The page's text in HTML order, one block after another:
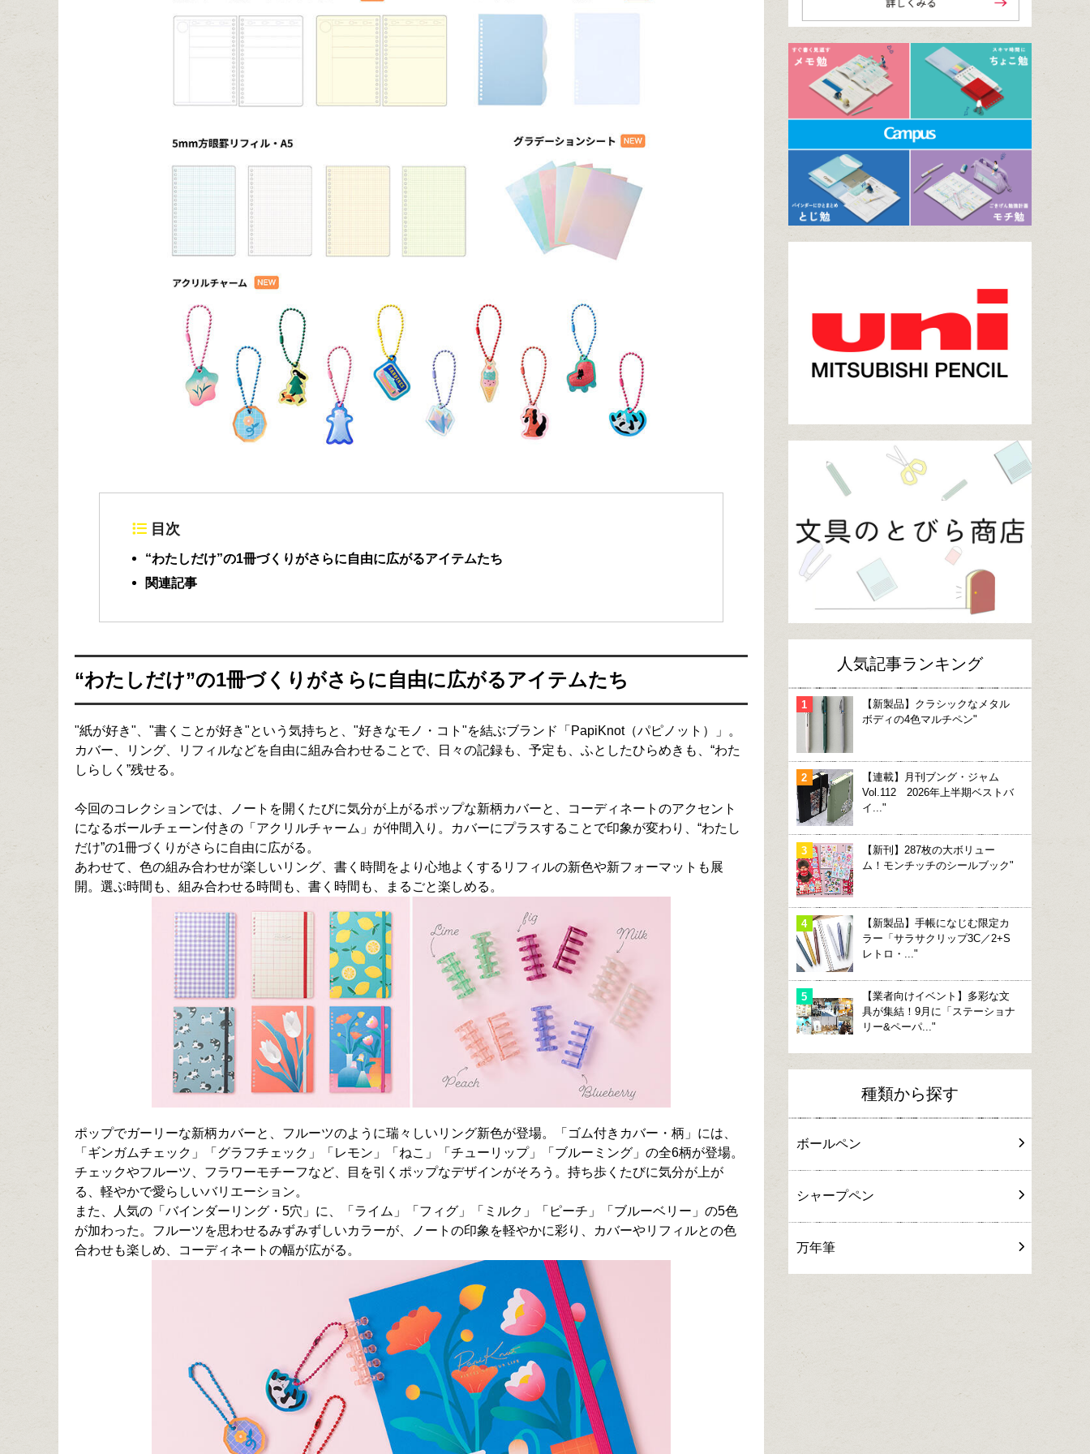
目次
“わたしだけ”の1冊づくりがさらに自由に広がるアイテムたち
関連記事
“わたしだけ”の1冊づくりがさらに自由に広がるアイテムたち
"紙が好き"、"書くことが好き"という気持ちと、"好きなモノ・コト"を結ぶブランド「PapiKnot（パピノット）」。
カバー、リング、リフィルなどを自由に組み合わせることで、日々の記録も、予定も、ふとしたひらめきも、“わた
しらしく”残せる。
今回のコレクションでは、ノートを開くたびに気分が上がるポップな新柄カバーと、コーディネートのアクセント
になるボールチェーン付きの「アクリルチャーム」が仲間入り。カバーにプラスすることで印象が変わり、“わたし
だけ”の1冊づくりがさらに自由に広がる。
あわせて、色の組み合わせが楽しいリング、書く時間をより心地よくするリフィルの新色や新フォーマットも展
開。選ぶ時間も、組み合わせる時間も、書く時間も、まるごと楽しめる。
ポップでガーリーな新柄カバーと、フルーツのように瑞々しいリング新色が登場。「ゴム付きカバー・柄」には、
「ギンガムチェック」「グラフチェック」「レモン」「ねこ」「チューリップ」「ブルーミング」の全6柄が登場。
チェックやフルーツ、フラワーモチーフなど、目を引くポップなデザインがそろう。持ち歩くたびに気分が上が
る、軽やかで愛らしいバリエーション。
また、人気の「バインダーリング・5穴」に、「ライム」「フィグ」「ミルク」「ピーチ」「ブルーベリー」の5色
が加わった。フルーツを思わせるみずみずしいカラーが、ノートの印象を軽やかに彩り、カバーやリフィルとの色
合わせも楽しめ、コーディネートの幅が広がる。
人気記事ランキング
【新製品】クラシックなメタル
ボディの4色マルチペン"
【連載】月刊ブング・ジャム
Vol.112 2026年上半期ベストバ
イ..."
【新刊】287枚の大ボリュー
ム！モンチッチのシールブック"
【新製品】手帳になじむ限定カ
ラー「サラサクリップ3C／2+S
レトロ・..."
【業者向けイベント】多彩な文
具が集結！9月に「ステーショナ
リー&ペーパ..."
種類から探す
ボールペン
シャープペン
万年筆